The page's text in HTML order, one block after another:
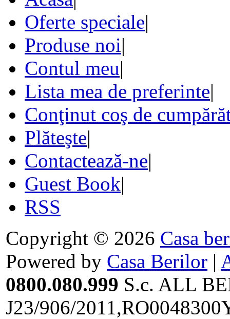
Oferte speciale|
Produse noi|
Contul meu|
Lista mea de preferinte|
Conţinut coş de
Plăteşte|
Contactează-ne|
Guest Book|
RSS
Copyright © 2026 Casa
Powered by Casa Berilor |
0800.080.999 S.c. ALL
J23/906/